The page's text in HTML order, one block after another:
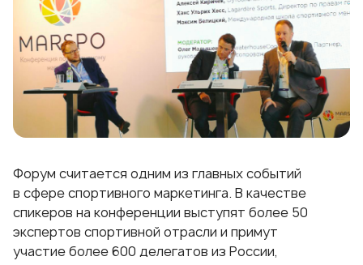
Форум считается одним из главных событий
в сфере спортивного маркетинга. В качестве
спикеров на конференции выступят более 50
экспертов спортивной отрасли и примут
участие более 600 делегатов из России,